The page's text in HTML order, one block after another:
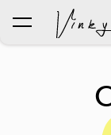
wurde dem
hinzugefügt..